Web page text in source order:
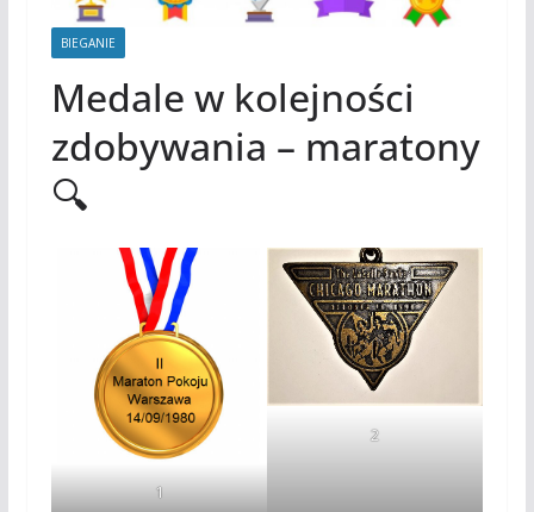
BIEGANIE
Medale w kolejności
zdobywania – maratony
🔍
1
2